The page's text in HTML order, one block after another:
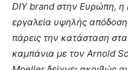
DIYbrand στην Ευρώπη, η
εργαλεία υψηλής
πάρεις την κατάσταση
καμπάνια με τον Arnold